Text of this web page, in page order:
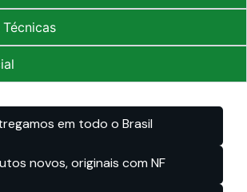
em todo o Brasil
novos, originais com NF